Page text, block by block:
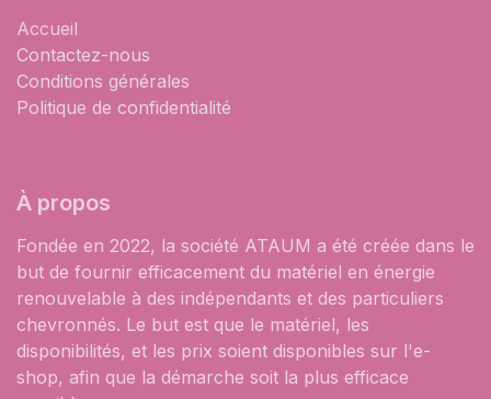
Accueil
Contactez-nous
Conditions générales
Politique de confidentialité
À propos
Fondée en 2022, la société ATAUM a été créée dans le
but de fournir efficacement du matériel en énergie
renouvelable à des indépendants et des particuliers
chevronnés. Le but est que le matériel, les
disponibilités, et les prix soient disponibles sur l'e-
shop, afin que la démarche soit la plus efficace